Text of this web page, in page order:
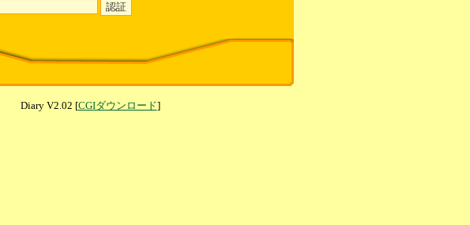
Diary V2.02 [CGIダウンロード]